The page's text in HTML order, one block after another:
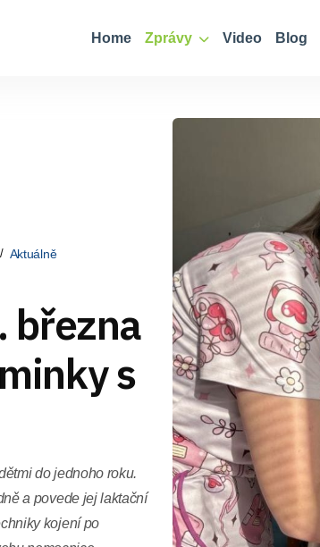
Home Zprávy Video Blog
Aktuálně
března
s
do jednoho roku.
a povede jej laktační
kojení po